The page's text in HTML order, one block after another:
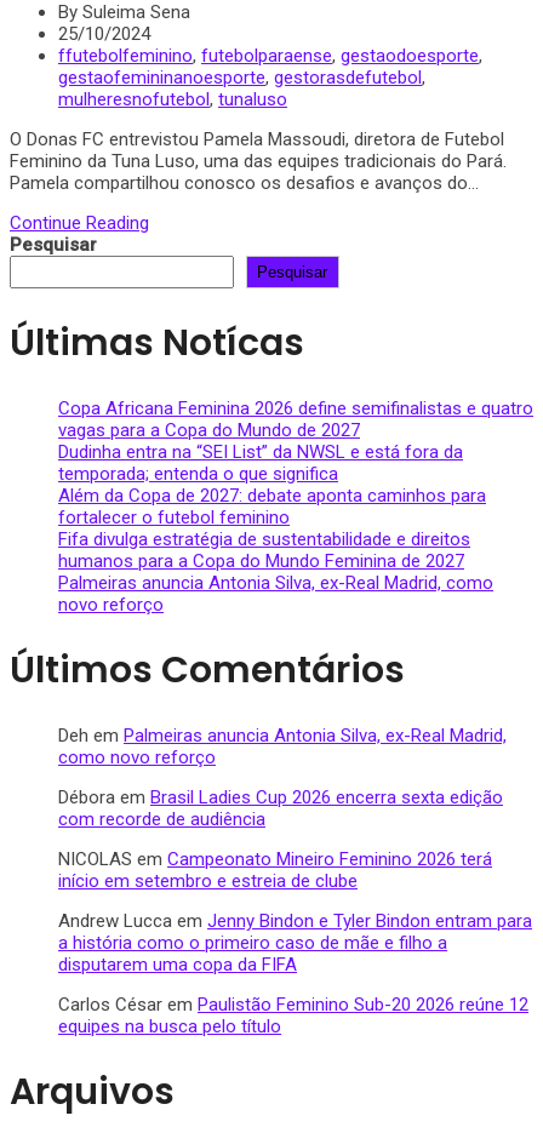
By Suleima Sena
25/10/2024
ffutebolfeminino, futebolparaense, gestaodoesporte,
gestaofemininanoesporte, gestorasdefutebol ,
mulheresnofutebol , tunaluso
O Donas FC entrevistou Pamela Massoudi, diretora de Futebol
Feminino da Tuna Luso, uma das equipes tradicionais do Pará.
Pamela compartilhou conosco os desafios e avanços do...
Continue Reading
Pesquisar
Pesquisar
Últimas Notícas
Copa Africana Feminina 2026 define semifinalistas e quatro
vagas para a Copa do Mundo de 2027
Dudinha entra na “SEI List” da NWSL e está fora da
temporada; entenda o que significa
Além da Copa de 2027: debate aponta caminhos para
fortalecer o futebol feminino
Fifa divulga estratégia de sustentabilidade e direitos
humanos para a Copa do Mundo Feminina de 2027
Palmeiras anuncia Antonia Silva, ex-Real Madrid, como
novo reforço
Últimos Comentários
Deh em Palmeiras anuncia Antonia Silva, ex-Real Madrid,
como novo reforço
Débora em Brasil Ladies Cup 2026 encerra sexta edição
com recorde de audiência
NICOLAS em Campeonato Mineiro Feminino 2026 terá
início em setembro e estreia de clube
Andrew Lucca em Jenny Bindon e Tyler Bindon entram para
a história como o primeiro caso de mãe e filho a
disputarem uma copa da FIFA
Carlos César em Paulistão Feminino Sub-20 2026 reúne 12
equipes na busca pelo título
Arquivos